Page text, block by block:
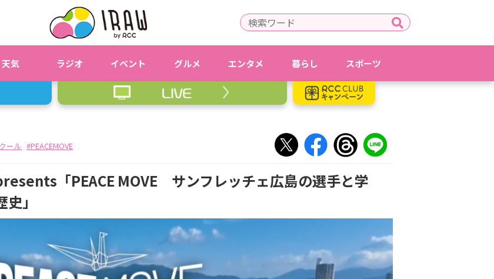
天気 ラジオ イベント グルメ エンタメ 暮らし スポーツ
ール PEACEMOVE
「PEACE MOVE サンフレッチェ広島の選手と学
」